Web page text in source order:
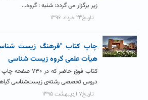
زیر برگزار می گردد: شنبه : گروه...
تاریخ۲۳ خرداد ۱۳۹۶
چاپ کتاب "فرهنگ زیست
هیأت علمی گروه زیست شناسی
کتاب فوق حاضر که
دروس تخصصی رشته‌ی زیست‌شناسی
تاریخ۷ اردیبهشت ۱۳۹۵